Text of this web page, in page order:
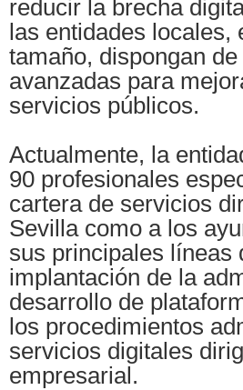
reducir la brecha
las entidades
tamaño, dispongan
avanzadas para
servicios públicos.
Actualmente, la
90 profesionales
cartera de servicios
Sevilla como a los
sus principales líneas
implantación de la
desarrollo de
los procedimientos
servicios digitales
empresarial.